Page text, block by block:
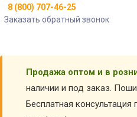
8 (800) 707-46-25
Заказать обратный звонок
Продажа оптом и в
наличии и под заказ.
Бесплатная консультация